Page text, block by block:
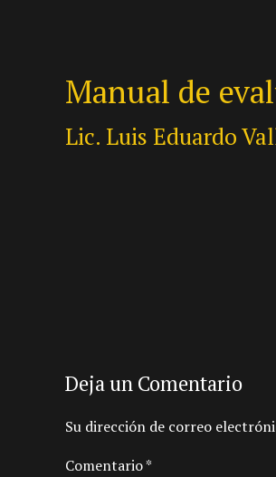
Manual de
Lic. Luis Eduardo
Deja un Comentario
Su dirección de correo
Comentario*